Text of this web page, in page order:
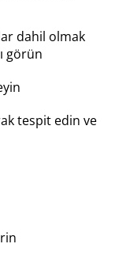
dahil olmak
görün
tespit edin ve